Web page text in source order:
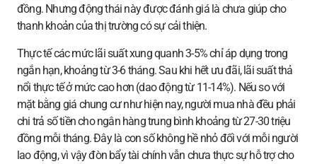
đồng. Nhưng động thái này được đánh giá là chưa giúp cho
thanh khoản của thị trường có sự cải thiện.
Thực tế các mức lãi suất xung quanh 3-5% chỉ áp dụng trong
ngắn hạn, khoảng từ 3-6 tháng. Sau khi hết ưu đãi, lãi suất thả
nổi thực tế ở mức cao hơn (dao động từ 11-14%). Nếu so với
mặt bằng giá chung cư như hiện nay, người mua nhà đều phải
chi trả số tiền cho ngân hàng trung bình khoảng từ 27-30 triệu
đồng mỗi tháng. Đây là con số không hề nhỏ đối với mỗi người
lao động, vì vậy đòn bẩy tài chính vẫn chưa thực sự hỗ trợ cho